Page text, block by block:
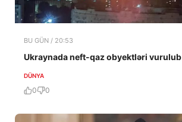
BU GÜN / 20:53
Ukraynada neft-qaz obyektləri vurulub
DÜNYA
0 0